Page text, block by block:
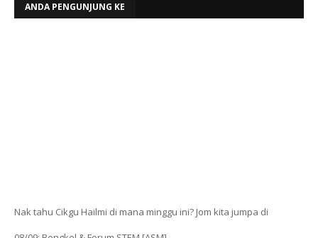
ANDA PENGUNJUNG KE
Nak tahu Cikgu Hailmi di mana minggu ini? Jom kita jumpa di